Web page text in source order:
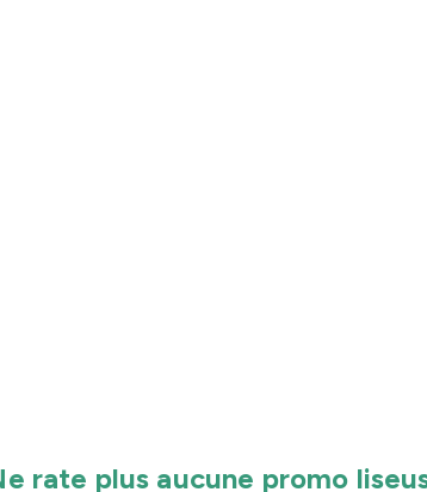
sur papier.
le montrer)
dans cet article
ou une tablette et il faut la recharger.
cas de figure (les plus courants) et
économies (par rapport au papier).
?